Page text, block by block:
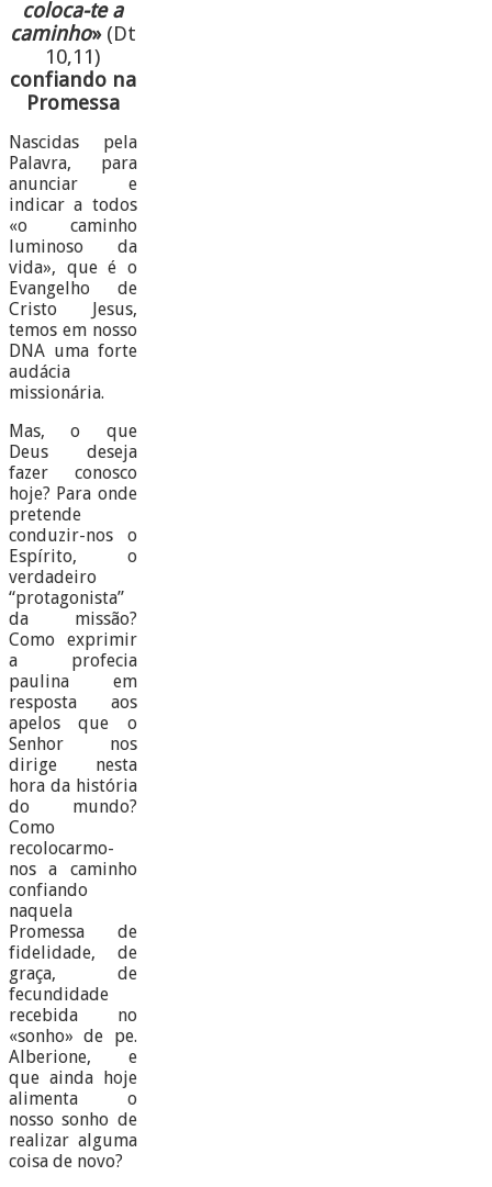
coloca-te a
caminho»(Dt
10,11)
confiando na
Promessa
Nascidas pela
Palavra, para
anunciar e
indicar a todos
«o caminho
luminoso da
vida», que é o
Evangelho de
Cristo Jesus,
temos em nosso
DNA uma forte
audácia
missionária.
Mas, o que
Deus deseja
fazer conosco
hoje? Para onde
pretende
conduzir-nos o
Espírito, o
verdadeiro
“protagonista”
da missão?
Como exprimir
a profecia
paulina em
resposta aos
apelos que o
Senhor nos
dirige nesta
hora da história
do mundo?
Como
recolocarmo-
nos a caminho
confiando
naquela
Promessa de
fidelidade, de
graça, de
fecundidade
recebida no
«sonho» de pe.
Alberione, e
que ainda hoje
alimenta o
nosso sonho de
realizar alguma
coisa de novo?